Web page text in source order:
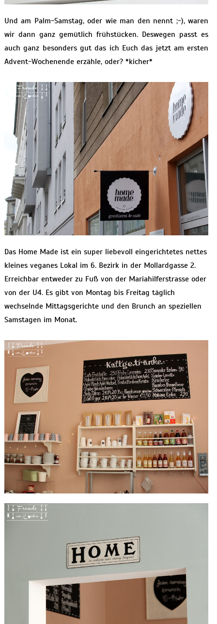
Und am Palm-Samstag, oder wie man den nennt ;-), waren
wir dann ganz gemütlich frühstücken. Deswegen passt es
auch ganz besonders gut das ich Euch das jetzt am ersten
Advent-Wochenende erzähle, oder? *kicher*
Das Home Made ist ein super liebevoll eingerichtetes nettes
kleines veganes Lokal im 6. Bezirk in der Mollardgasse 2.
Erreichbar entweder zu Fuß von der Mariahilferstrasse oder
von der U4. Es gibt von Montag bis Freitag täglich
wechselnde Mittagsgerichte und den Brunch an speziellen
Samstagen im Monat.